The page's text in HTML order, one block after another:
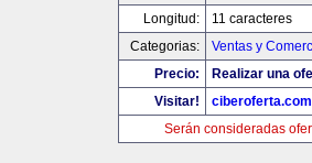
Longitud:
11 caracteres
Categorias:
Ventas y
Precio:
Realizar una
Visitar!
ciberoferta.com
Serán consideradas